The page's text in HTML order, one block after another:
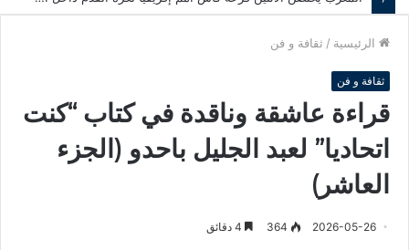
الرئيسية / ثقافة و فن
ثقافة و فن
قراءة عاشقة وناقدة في كتاب “كنت
اتحاديا” لعبد الجليل باحدو (الجزء
العاشر)
2026-05-26
364